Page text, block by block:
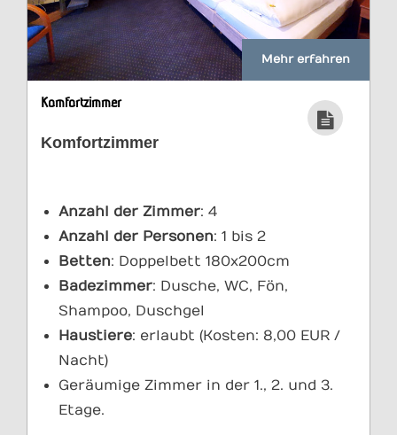
Mehr erfahren
Komfortzimmer
Komfortzimmer
Anzahl der Zimmer: 4
Anzahl der Personen: 1 bis 2
Betten: Doppelbett 180x200cm
Badezimmer: Dusche, WC, Fön,
Shampoo, Duschgel
Haustiere: erlaubt (Kosten: 8,00 EUR /
Nacht)
Geräumige Zimmer in der 1., 2. und 3.
Etage.